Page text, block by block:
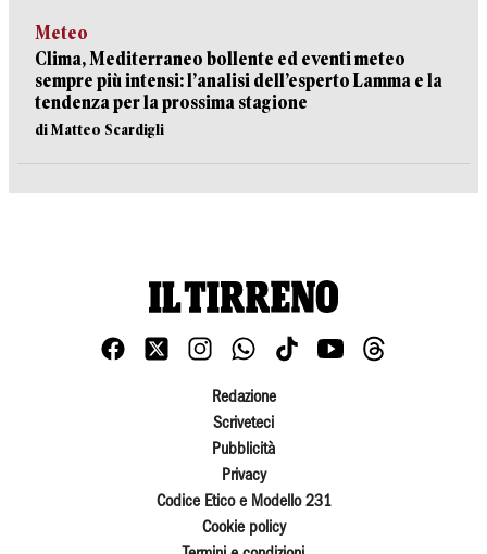
Meteo
Clima, Mediterraneo bollente ed eventi meteo
sempre più intensi: l’analisi dell’esperto Lamma e la
tendenza per la prossima stagione
di Matteo Scardigli
Redazione
Scriveteci
Pubblicità
Privacy
Codice Etico e Modello 231
Cookie policy